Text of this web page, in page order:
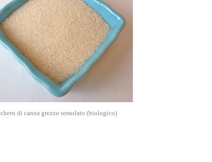
di canna grezzo semolato (biologico)